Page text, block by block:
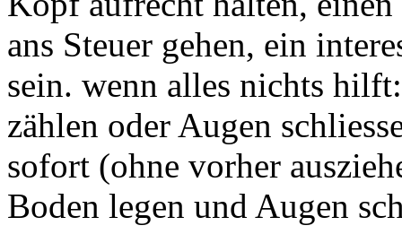
ans Steuer gehen, ein
sein. wenn alles nichts
zählen oder Augen
sofort (ohne vorher
Boden legen und Augen